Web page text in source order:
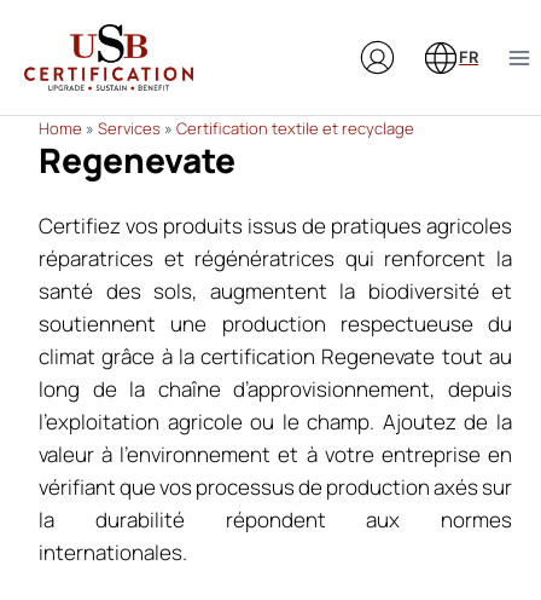
contenu
FR
Home » Services » Certification textile et recyclage
Regenevate
Certifiez vos produits issus de pratiques agricoles
réparatrices et régénératrices qui renforcent la
santé des sols, augmentent la biodiversité et
soutiennent une production respectueuse du
climat grâce à la certification Regenevate tout au
long de la chaîne d’approvisionnement, depuis
l’exploitation agricole ou le champ. Ajoutez de la
valeur à l’environnement et à votre entreprise en
vérifiant que vos processus de production axés sur
la durabilité répondent aux normes
internationales.